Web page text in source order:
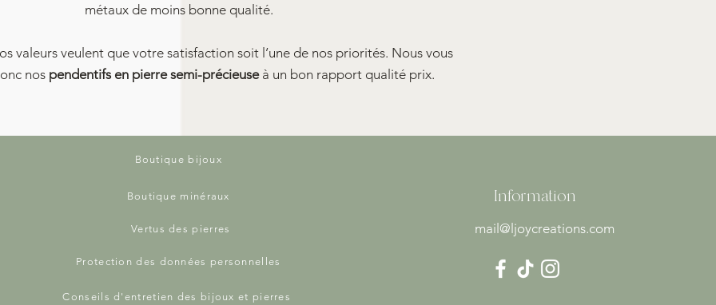
métaux de moins bonne qualité.
valeurs veulent que votre satisfaction soit l’une de nos priorités. Nous vous
nos pendentifs en pierre semi-précieuseà un bon rapport qualité prix.
Boutique bijoux
Boutique minéraux
Vertus des pierres
Protection des données personnelles
Conseils d'entretien des bijoux et pierres
Information
mail@ljoycreations.com